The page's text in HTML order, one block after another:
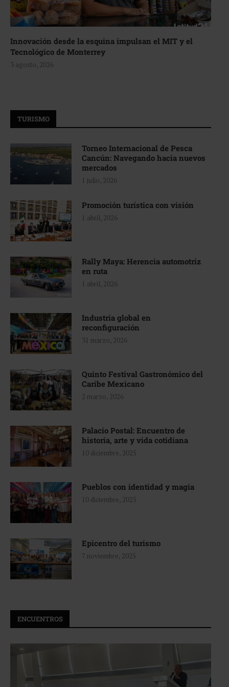
Innovación desde la esquina impulsan el MIT y el
Tecnológico de Monterrey
3 agosto, 2026
TURISMO
Torneo Internacional de Pesca
Cancún: Navegando hacia nuevos
mercados
1 julio, 2026
Promoción turística con visión
1 abril, 2026
Rally Maya: Herencia automotriz
en ruta
1 abril, 2026
Industria global en
reconfiguración
31 marzo, 2026
Quinto Festival Gastronómico del
Caribe Mexicano
2 marzo, 2026
Palacio Postal: Encuentro de
historia, arte y vida cotidiana
10 diciembre, 2025
Pueblos con identidad y magia
10 diciembre, 2025
Epicentro del turismo
7 noviembre, 2025
ENCUENTROS